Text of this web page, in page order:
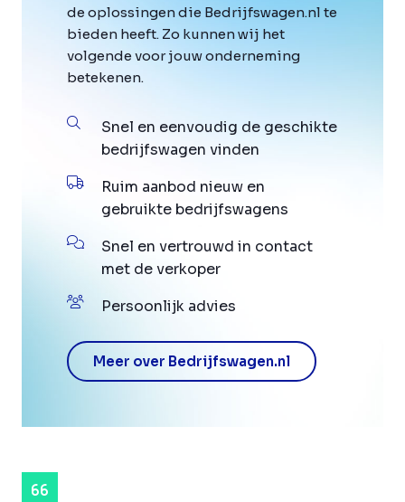
de oplossingen die Bedrijfswagen.nl te
bieden heeft. Zo kunnen wij het
volgende voor jouw onderneming
betekenen.
Snel en eenvoudig de geschikte
bedrijfswagen vinden
Ruim aanbod nieuw en
gebruikte bedrijfswagens
Snel en vertrouwd in contact
met de verkoper
Persoonlijk advies
Meer over Bedrijfswagen.nl